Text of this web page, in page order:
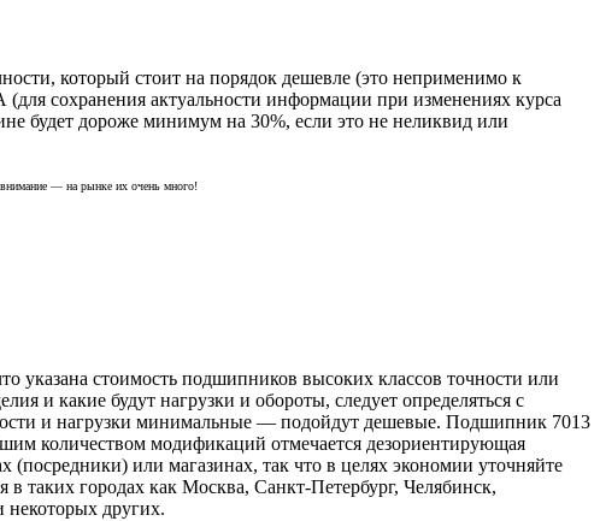
который стоит на порядок дешевле (это неприменимо к
сохранения актуальности информации при изменениях курса
будет дороже минимум на 30%, если это не неликвид или
внимание — на рынке их очень много!
указана стоимость подшипников высоких классов точности или
и какие будут нагрузки и обороты, следует определяться с
и нагрузки минимальные — подойдут дешевые. Подшипник 7013
количеством модификаций отмечается дезориентирующая
или магазинах, так что в целях экономии уточняйте
городах как Москва, Санкт-Петербург, Челябинск,
других.